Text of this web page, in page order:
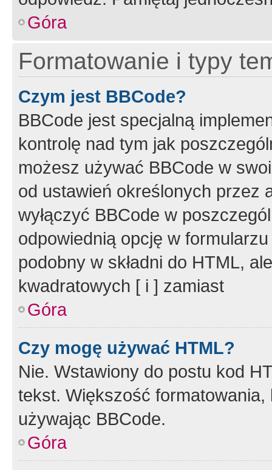
Góra
Formatowanie i typy
Czym jest BBCode?
BBCode jest specjalną
kontrolę nad tym jak
możesz używać BBCode w
od ustawień określonych przez
wyłączyć BBCode w
odpowiednią opcję w
podobny w składni do HTML,
kwadratowych [ i ] zamiast
Góra
Czy mogę używać HTML?
Nie. Wstawiony do postu kod
tekst. Większość
używając BBCode.
Góra